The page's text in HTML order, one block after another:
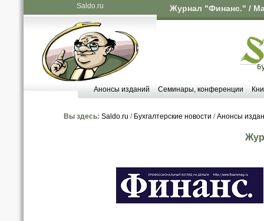
Saldo.ru Журнал "Финанс." /
Анонсы изданий Семинары, конференции
Вы здесь: Saldo.ru / Бухгалтерские новости /Анонсы